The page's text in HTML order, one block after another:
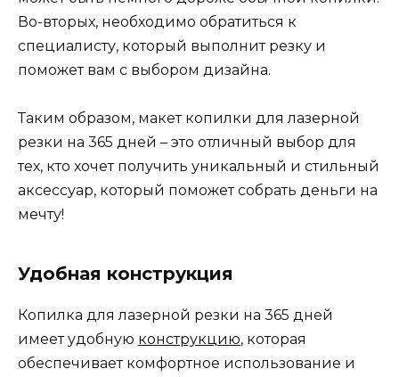
Во-вторых, необходимо обратиться к
специалисту, который выполнит резку и
поможет вам с выбором дизайна.
Таким образом, макет копилки для лазерной
резки на 365 дней – это отличный выбор для
тех, кто хочет получить уникальный и стильный
аксессуар, который поможет собрать деньги на
мечту!
Удобная конструкция
Копилка для лазерной резки на 365 дней
имеет удобную конструкцию, которая
обеспечивает комфортное использование и